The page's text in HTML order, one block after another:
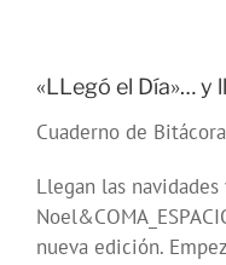
«LLegó el Día»… y
Cuaderno de
Llegan las
nueva edición.